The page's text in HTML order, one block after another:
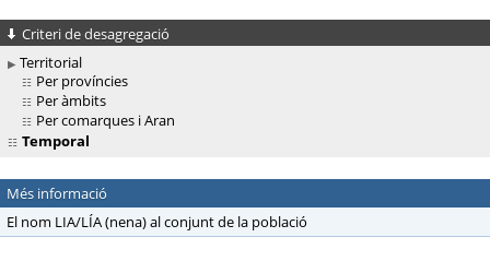
Criteri de desagregació
Territorial
Per províncies
Per àmbits
Per comarques i Aran
Temporal
Més informació
El nom LIA/LÍA (nena) al conjunt de la població